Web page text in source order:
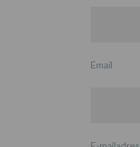
Email